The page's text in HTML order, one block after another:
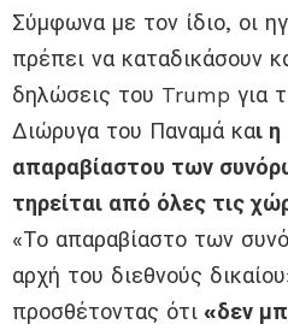
Σύμφωνα με τον ίδιο, οι
πρέπει να καταδικάσουν
δηλώσεις του Trump για
Διώρυγα του Παναμά και
απαραβίαστου των
τηρείται από όλες τις
«Το απαραβίαστο των
αρχή του διεθνούς
προσθέτοντας ότι «δεν